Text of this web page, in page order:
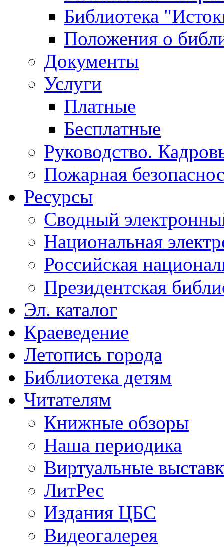
Библиотека
Положения о
Документы
Услуги
Платные
Бесплатные
Руководство.
Пожарная
Ресурсы
Сводный
Национальная
Российская
Президентская
Эл. каталог
Краеведение
Летопись города
Библиотека детям
Читателям
Книжные обзоры
Наша периодика
Виртуальные
ЛитРес
Издания ЦБС
Видеогалерея